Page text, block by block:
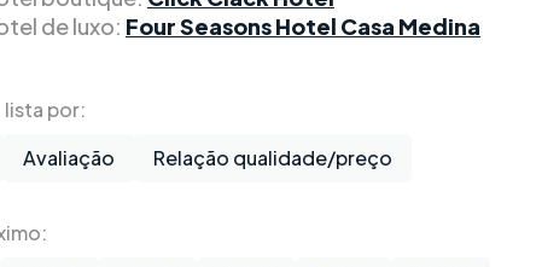
de luxo: Four Seasons Hotel Casa Medina
lista por:
Avaliação
Relação qualidade/preço